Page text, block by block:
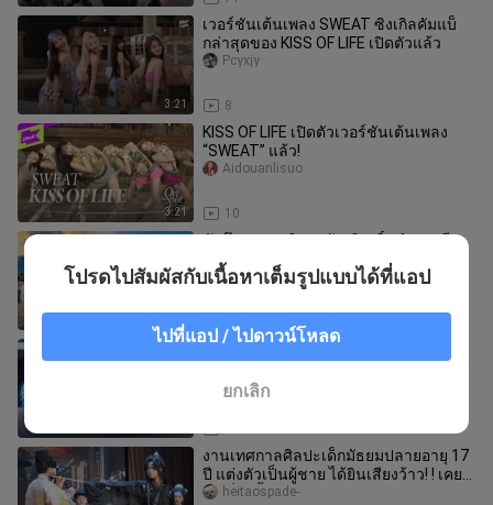
3:21
เวอร์ชันเต้นเพลง SWEAT ซิงเกิลคัมแบ็
กล่าสุดของ KISS OF LIFE เปิดตัวแล้ว
8
Pcyxjy
3:21
KISS OF LIFE เปิดตัวเวอร์ชันเต้นเพลง
“SWEAT” แล้ว!
10
Aidouanlisuo
นักศึกษามหาวิทยาลัยเซินเจิ้นจำลองทีม
กรรมการเต้นลาติน!
shenzhendaxue
ซูชิง เวอร์ชันเด่น แยกท่าเต้นเพลง “Miss
pretty”
tuokoujiushixiu
งานเทศกาลศิลปะเด็กมัธยมปลายอายุ 17
ปี แต่งตัวเป็นผู้ชาย ได้ยินเสียงว้าว! ! เคย
คิดเรื่องนี้ในฝันมาก่อ
heitaospade-
โปรดไปสัมผัสกับเนื้อหาเต็มรูปแบบได้ที่แอป
ไปที่แอป / ไปดาวน์โหลด
ยกเลิก